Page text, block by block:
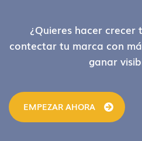
Footer¿Quieres hacer crecer
contectar tu marca con
ganar
EMPEZAR AHORA